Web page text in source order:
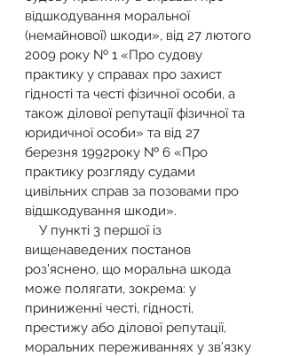
відшкодування моральної
(немайнової) шкоди», від 27 лютого
2009 року № 1 «Про судову
практику у справах про захист
гідності та честі фізичної особи, а
також ділової репутації фізичної та
юридичної особи» та від 27
березня 1992року № 6 «Про
практику розгляду судами
цивільних справ за позовами про
відшкодування шкоди».
У пункті 3 першої із
вищенаведених постанов
роз’яснено, що моральна шкода
може полягати, зокрема: у
приниженні честі, гідності,
престижу або ділової репутації,
моральних переживаннях у зв’язку